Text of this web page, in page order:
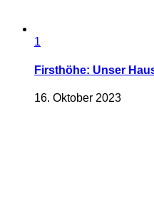
1
Firsthöhe: Unser
16. Oktober 2023